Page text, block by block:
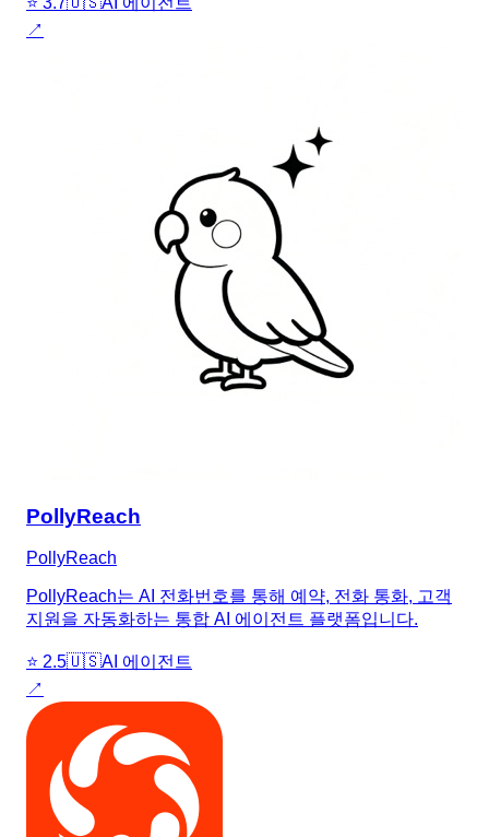
↗
PollyReach
PollyReach
PollyReach는 AI 전화번호를 통해 예약, 전화 통화, 고객
지원을 자동화하는 통합 AI 에이전트 플랫폼입니다.
⭐ 2.5🇺🇸AI 에이전트
↗